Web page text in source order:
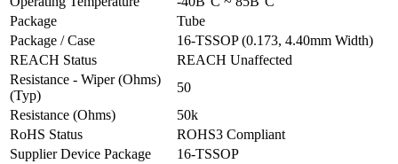
Package
Tube
Package / Case
16-TSSOP (0.173, 4.40mm Width)
REACH Status
REACH Unaffected
Resistance - Wiper (Ohms)
(Typ)
50
Resistance (Ohms)
50k
RoHS Status
ROHS3 Compliant
Supplier Device Package
16-TSSOP